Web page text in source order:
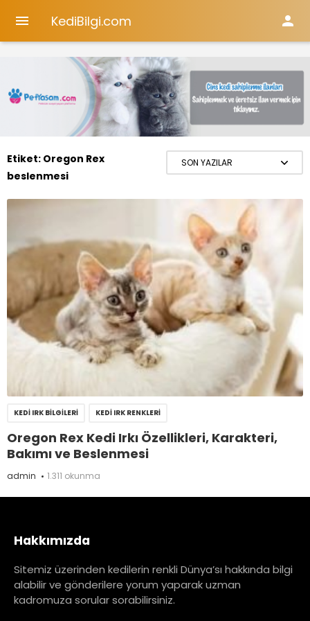
 KediBilgi.com 
Etiket: Oregon Rex
beslenmesi
KEDI IRK BILGILERI KEDI IRK RENKLERI
Oregon Rex Kedi Irkı Özellikleri, Karakteri,
Bakımı ve Beslenmesi
admin 1.311 okunma
Hakkımızda
Sitemiz üzerinden kedilerin renkli Dünya’sı hakkında bilgi
alabilir ve gönderilere yorum yaparak uzman
kadromuza sorular sorabilirsiniz.